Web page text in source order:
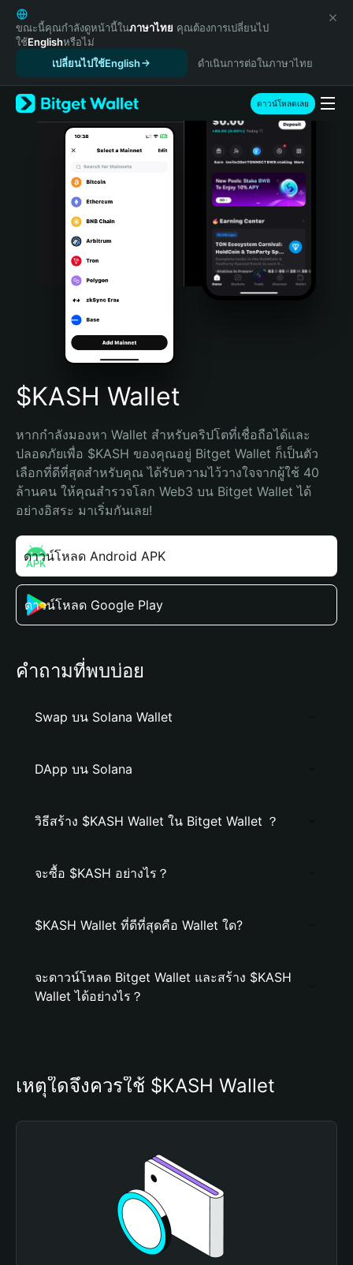
English
日本語
Tiếng Việt
Español (Latinoamérica)
Türkçe
Italiano
Português (Portugal)
Bahasa Indonesia
Português (Brasil)
Español (Argentina)
ขณะนี้คุณกำลังดูหน้านี้ในภาษาไทย คุณต้องการเปลี่ยนไป
ใช้Englishหรือไม่
เปลี่ยนไปใช้English
ดำเนินการต่อในภาษาไทย
ดาวน์โหลดเลย
$KASH Wallet
หากกำลังมองหา Wallet สำหรับคริปโตที่เชื่อถือได้และ
ปลอดภัยเพื่อ $KASH ของคุณอยู่ Bitget Wallet ก็เป็นตัว
เลือกที่ดีที่สุดสำหรับคุณ ได้รับความไว้วางใจจากผู้ใช้ 40
ล้านคน ให้คุณสำรวจโลก Web3 บน Bitget Wallet ได้
อย่างอิสระ มาเริ่มกันเลย!
ดาวน์โหลด Android APK
ดาวน์โหลด Google Play
คำถามที่พบบ่อย
Swap บน Solana Wallet
DApp บน Solana
วิธีสร้าง $KASH Wallet ใน Bitget Wallet ？
จะซื้อ $KASH อย่างไร？
$KASH Wallet ที่ดีที่สุดคือ Wallet ใด?
จะดาวน์โหลด Bitget Wallet และสร้าง $KASH
Wallet ได้อย่างไร？
เหตุใดจึงควรใช้ $KASH Wallet